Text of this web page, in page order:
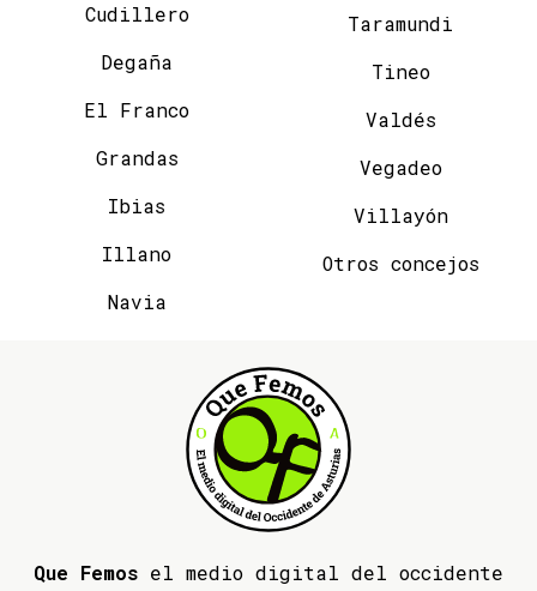
Cudillero
Degaña
El Franco
Grandas
Ibias
Illano
Navia
Taramundi
Tineo
Valdés
Vegadeo
Villayón
Otros concejos
Que Femos el medio digital del occidente